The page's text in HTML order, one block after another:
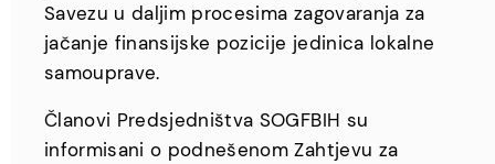
Savezu u daljim procesima zagovaranja za
jačanje finansijske pozicije jedinica lokalne
samouprave.
Članovi Predsjedništva SOGFBIH su
informisani o podnešenom Zahtjevu za